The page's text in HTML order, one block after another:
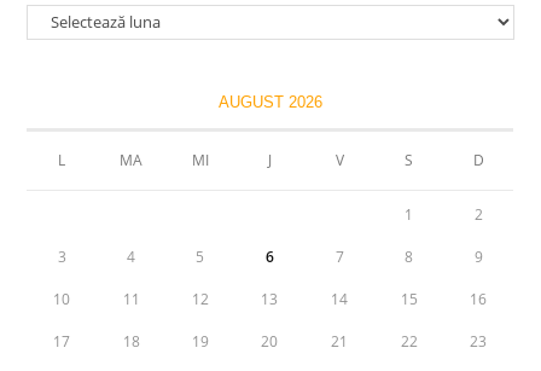
Arhive
AUGUST 2026
L MA MI J V S D
1 2
3 4 5 6 7 8 9
10 11 12 13 14 15 16
17 18 19 20 21 22 23